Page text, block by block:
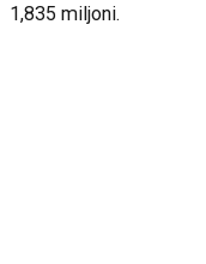
1,835 miljoni.